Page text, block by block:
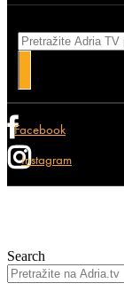
Facebook
Instagram
Search